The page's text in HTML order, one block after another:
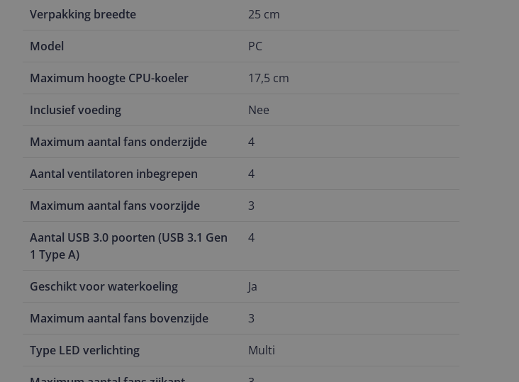
Verpakking breedte 25 cm
Model PC
Maximum hoogte CPU-koeler 17,5 cm
Inclusief voeding Nee
Maximum aantal fans onderzijde 4
Aantal ventilatoren inbegrepen 4
Maximum aantal fans voorzijde 3
Aantal USB 3.0 poorten (USB 3.1 Gen
1 Type A)
4
Geschikt voor waterkoeling Ja
Maximum aantal fans bovenzijde 3
Type LED verlichting Multi